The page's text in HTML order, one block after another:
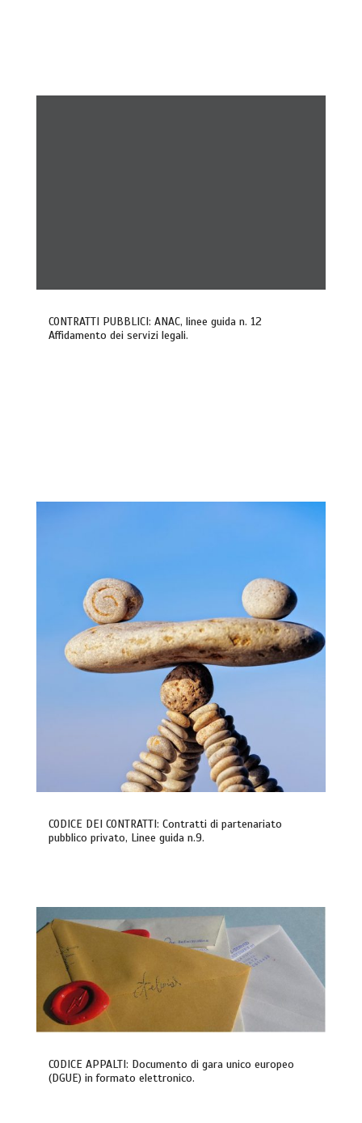
CONTRATTI PUBBLICI: ANAC, linee guida n. 12
Affidamento dei servizi legali.
CODICE DEI CONTRATTI: Contratti di partenariato
pubblico privato, Linee guida n.9.
CODICE APPALTI: Documento di gara unico europeo
(DGUE) in formato elettronico.